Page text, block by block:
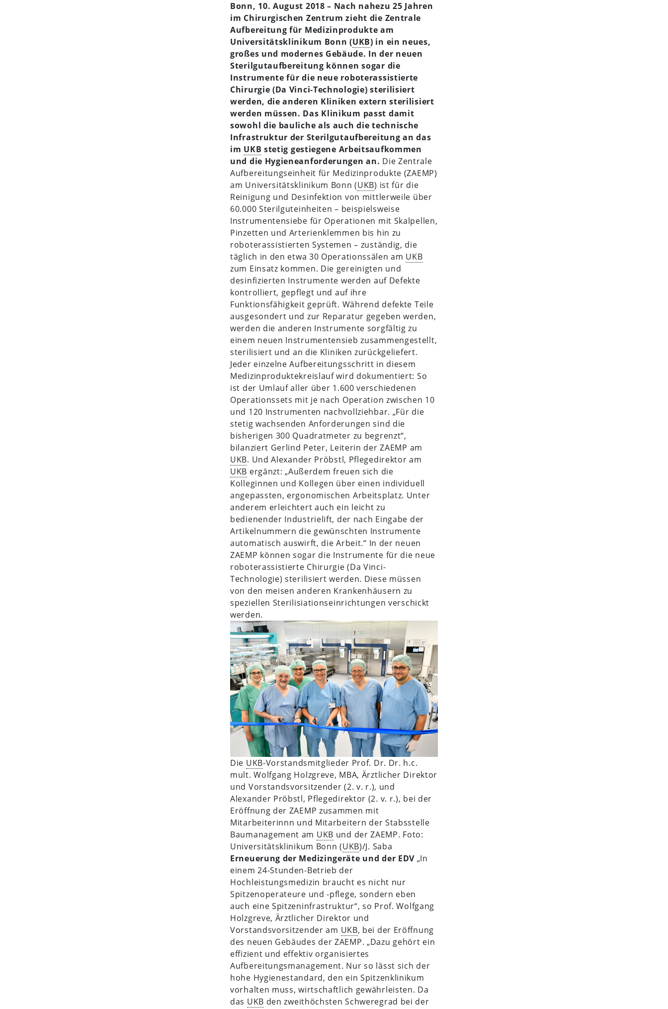
Bonn, 10. August 2018 – Nach nahezu 25 Jahren
im Chirurgischen Zentrum zieht die Zentrale
Aufbereitung für Medizinprodukte am
Universitätsklinikum Bonn (UKB) in ein neues,
großes und modernes Gebäude. In der neuen
Sterilgutaufbereitung können sogar die
Instrumente für die neue roboterassistierte
Chirurgie (Da Vinci-Technologie) sterilisiert
werden, die anderen Kliniken extern sterilisiert
werden müssen. Das Klinikum passt damit
sowohl die bauliche als auch die technische
Infrastruktur der Sterilgutaufbereitung an das
im UKB stetig gestiegene Arbeitsaufkommen
und die Hygieneanforderungen an. Die Zentrale
Aufbereitungseinheit für Medizinprodukte (ZAEMP)
am Universitätsklinikum Bonn (UKB) ist für die
Reinigung und Desinfektion von mittlerweile über
60.000 Sterilguteinheiten – beispielsweise
Instrumentensiebe für Operationen mit Skalpellen,
Pinzetten und Arterienklemmen bis hin zu
roboterassistierten Systemen – zuständig, die
täglich in den etwa 30 Operationssälen am UKB
zum Einsatz kommen. Die gereinigten und
desinfizierten Instrumente werden auf Defekte
kontrolliert, gepflegt und auf ihre
Funktionsfähigkeit geprüft. Während defekte Teile
ausgesondert und zur Reparatur gegeben werden,
werden die anderen Instrumente sorgfältig zu
einem neuen Instrumentensieb zusammengestellt,
sterilisiert und an die Kliniken zurückgeliefert.
Jeder einzelne Aufbereitungsschritt in diesem
Medizinproduktekreislauf wird dokumentiert: So
ist der Umlauf aller über 1.600 verschiedenen
Operationssets mit je nach Operation zwischen 10
und 120 Instrumenten nachvollziehbar. „Für die
stetig wachsenden Anforderungen sind die
bisherigen 300 Quadratmeter zu begrenzt“,
bilanziert Gerlind Peter, Leiterin der ZAEMP am
UKB. Und Alexander Pröbstl, Pflegedirektor am
UKB ergänzt: „Außerdem freuen sich die
Kolleginnen und Kollegen über einen individuell
angepassten, ergonomischen Arbeitsplatz. Unter
anderem erleichtert auch ein leicht zu
bedienender Industrielift, der nach Eingabe der
Artikelnummern die gewünschten Instrumente
automatisch auswirft, die Arbeit.“ In der neuen
ZAEMP können sogar die Instrumente für die neue
roboterassistierte Chirurgie (Da Vinci-
Technologie) sterilisiert werden. Diese müssen
von den meisen anderen Krankenhäusern zu
speziellen Sterilisiationseinrichtungen verschickt
werden.
Die UKB-Vorstandsmitglieder Prof. Dr. Dr. h.c.
mult. Wolfgang Holzgreve, MBA, Ärztlicher Direktor
und Vorstandsvorsitzender (2. v. r.), und
Alexander Pröbstl, Pflegedirektor (2. v. r.), bei der
Eröffnung der ZAEMP zusammen mit
Mitarbeiterinnn und Mitarbeitern der Stabsstelle
Baumanagement am UKB und der ZAEMP. Foto:
Universitätsklinikum Bonn (UKB)/J. Saba
Erneuerung der Medizingeräte und der EDV „In
einem 24-Stunden-Betrieb der
Hochleistungsmedizin braucht es nicht nur
Spitzenoperateure und -pflege, sondern eben
auch eine Spitzeninfrastruktur“, so Prof. Wolfgang
Holzgreve, Ärztlicher Direktor und
Vorstandsvorsitzender am UKB, bei der Eröffnung
des neuen Gebäudes der ZAEMP. „Dazu gehört ein
effizient und effektiv organisiertes
Aufbereitungsmanagement. Nur so lässt sich der
hohe Hygienestandard, den ein Spitzenklinikum
vorhalten muss, wirtschaftlich gewährleisten. Da
das UKB den zweithöchsten Schweregrad bei der